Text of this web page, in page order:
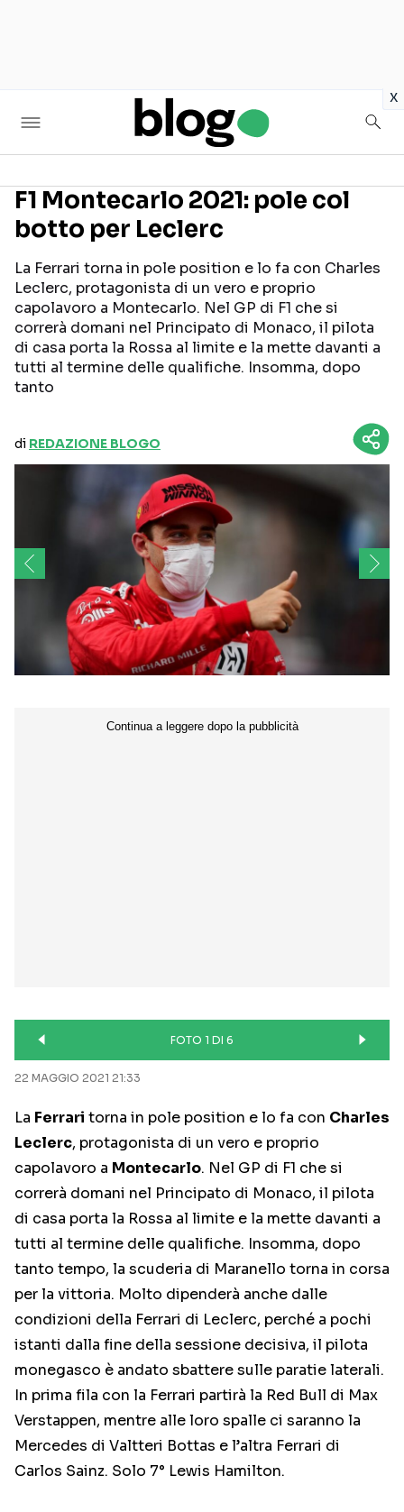
x
Seguici sui social
F1 Montecarlo 2021: pole col
botto per Leclerc
La Ferrari torna in pole position e lo fa con Charles
Leclerc, protagonista di un vero e proprio
capolavoro a Montecarlo. Nel GP di F1 che si
correrà domani nel Principato di Monaco, il pilota
di casa porta la Rossa al limite e la mette davanti a
tutti al termine delle qualifiche. Insomma, dopo
tanto
di REDAZIONE BLOGO
FOTO 1 DI 6
22 MAGGIO 2021 21:33
La Ferrari torna in pole position e lo fa con Charles
Leclerc, protagonista di un vero e proprio
capolavoro a Montecarlo. Nel GP di F1 che si
correrà domani nel Principato di Monaco, il pilota
di casa porta la Rossa al limite e la mette davanti a
tutti al termine delle qualifiche. Insomma, dopo
tanto tempo, la scuderia di Maranello torna in corsa
per la vittoria. Molto dipenderà anche dalle
condizioni della Ferrari di Leclerc, perché a pochi
istanti dalla fine della sessione decisiva, il pilota
monegasco è andato sbattere sulle paratie laterali.
In prima fila con la Ferrari partirà la Red Bull di Max
Verstappen, mentre alle loro spalle ci saranno la
Mercedes di Valtteri Bottas e l’altra Ferrari di
Carlos Sainz. Solo 7° Lewis Hamilton.